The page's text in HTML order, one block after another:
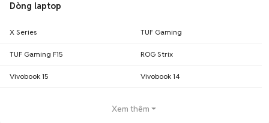
Dòng laptop
X Series TUF Gaming
TUF Gaming F15 ROG Strix
Vivobook 15 Vivobook 14
Xem thêm